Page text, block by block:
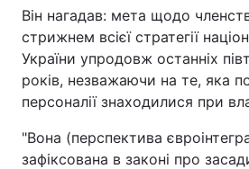
Він нагадав: мета щодо
стрижнем всієї стратегії
України упродовж останніх
років, незважаючи на те, яка
персоналії знаходилися при
"Вона (перспектива
зафіксована в законі про